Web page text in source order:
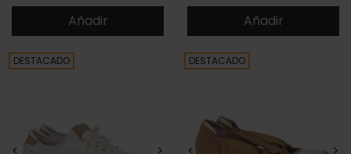
Añadir Añadir
DESTACADO DESTACADO